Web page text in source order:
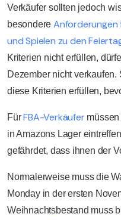
Verkäufer sollten jedoch
besondere Anforderungen
und Spielen zu den
Kriterien nicht erfüllen,
Dezember nicht
diese Kriterien erfüllen,
FürFBA-Verkäufermüssen
in Amazons Lager
gefährdet, dass ihnen der
Normalerweise muss die
Monday in der ersten
Weihnachtsbestand muss